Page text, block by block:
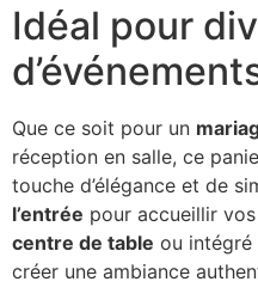
Idéal pour
Que ce soit pour un
réception en salle, ce
touche d’élégance et de
l’entrée pour accueillir
centre de table ou intégré
créer une ambiance